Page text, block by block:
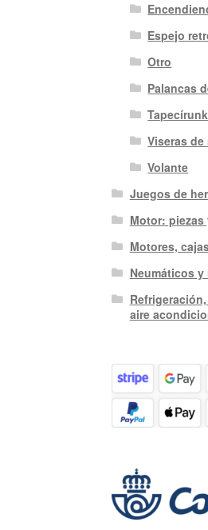
Espejo
Otro
Palancas
Viseras de
Volante
Juegos de
Motor:
Motores,
Neumáticos y
aire